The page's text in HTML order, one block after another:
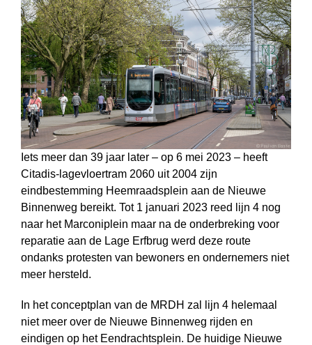
Iets meer dan 39 jaar later – op 6 mei 2023 – heeft
Citadis-lagevloertram 2060 uit 2004 zijn
eindbestemming Heemraadsplein aan de Nieuwe
Binnenweg bereikt. Tot 1 januari 2023 reed lijn 4 nog
naar het Marconiplein maar na de onderbreking voor
reparatie aan de Lage Erfbrug werd deze route
ondanks protesten van bewoners en ondernemers niet
meer hersteld.
In het conceptplan van de MRDH zal lijn 4 helemaal
niet meer over de Nieuwe Binnenweg rijden en
eindigen op het Eendrachtsplein. De huidige Nieuwe